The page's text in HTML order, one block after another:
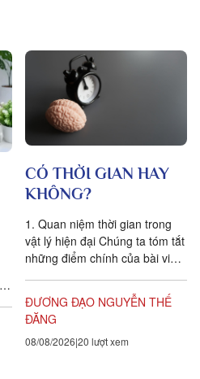
CÓ THỜI GIAN HAY
KHÔNG?
1. Quan niệm thời gian trong
vật lý hiện đại Chúng ta tóm tắt
những điểm chính của bài viết
Triết học Craig...
ĐƯƠNG ĐẠO NGUYỄN THẾ
ĐĂNG
08/08/2026 20 lượt xem